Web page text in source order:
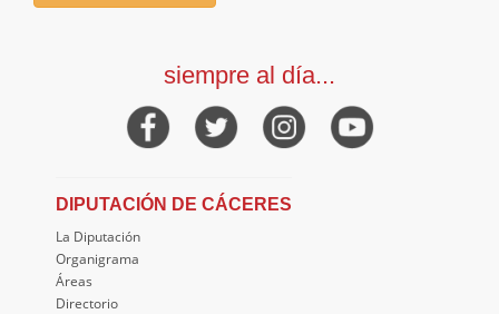
siempre al día...
DIPUTACIÓN DE CÁCERES
La Diputación
Organigrama
Áreas
Directorio